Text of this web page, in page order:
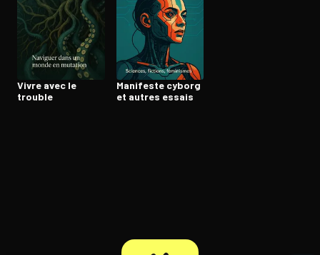
Vivre avec le
trouble
Manifeste cyborg
et autres essais